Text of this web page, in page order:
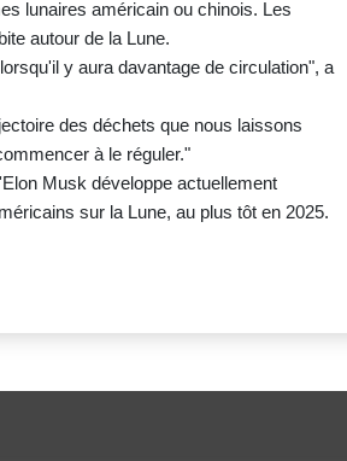
lunaires américain ou chinois. Les
autour de la Lune.
y aura davantage de circulation", a
des déchets que nous laissons
à le réguler."
Musk développe actuellement
sur la Lune, au plus tôt en 2025.